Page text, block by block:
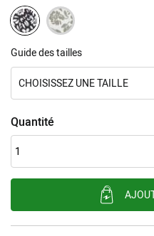
Guide des tailles
CHOISISSEZ UNE TAILLE
Quantité